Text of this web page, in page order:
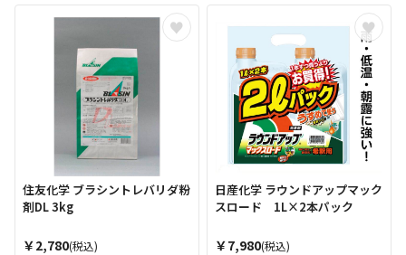
住友化学 ブラシントレバリダ粉
剤DL 3kg
￥2,780(税込)
日産化学 ラウンドアップマック
スロード 1L×2本パック
￥7,980(税込)